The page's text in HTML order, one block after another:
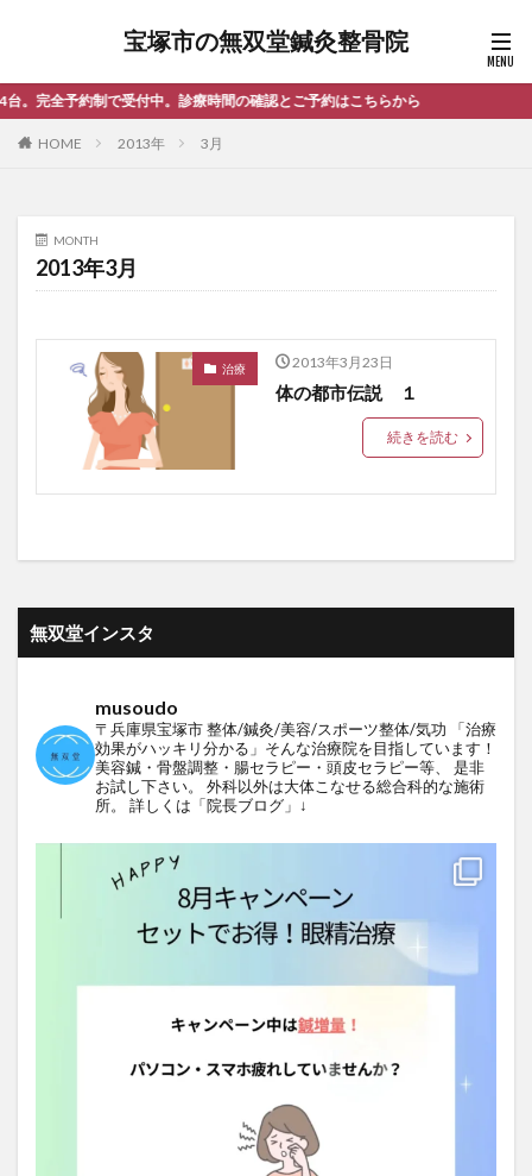
宝塚市の無双堂鍼灸整骨院
受付中。診療時間の確認とご予約はこちらから
HOME 2013年 3月
MONTH
2013年3月
治療 2013年3月23日
体の都市伝説 １
続きを読む
無双堂インスタ
musoudo
〒兵庫県宝塚市整体/鍼灸/美容/スポーツ整体/気功 「治療
効果がハッキリ分かる」そんな治療院を目指しています！
美容鍼・骨盤調整・腸セラピー・頭皮セラピー等、
是非
お試し下さい。
外科以外は大体こなせる総合科的な施術
所。
詳しくは「院長ブログ」↓